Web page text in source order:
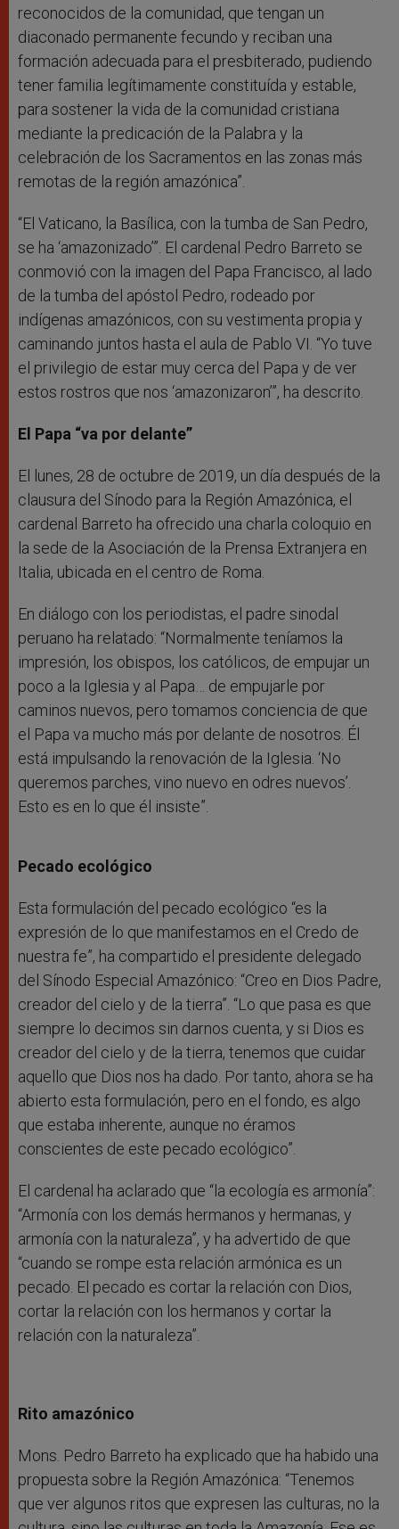
reconocidos de la comunidad, que tengan un
diaconado permanente fecundo y reciban una
formación adecuada para el presbiterado, pudiendo
tener familia legítimamente constituída y estable,
para sostener la vida de la comunidad cristiana
mediante la predicación de la Palabra y la
celebración de los Sacramentos en las zonas más
remotas de la región amazónica”.
“El Vaticano, la Basílica, con la tumba de San Pedro,
se ha ‘amazonizado’”. El cardenal Pedro Barreto se
conmovió con la imagen del Papa Francisco, al lado
de la tumba del apóstol Pedro, rodeado por
indígenas amazónicos, con su vestimenta propia y
caminando juntos hasta el aula de Pablo VI. “Yo tuve
el privilegio de estar muy cerca del Papa y de ver
estos rostros que nos ‘amazonizaron’”, ha descrito.
El Papa “va por delante”
El lunes, 28 de octubre de 2019, un día después de la
clausura del Sínodo para la Región Amazónica, el
cardenal Barreto ha ofrecido una charla coloquio en
la sede de la Asociación de la Prensa Extranjera en
Italia, ubicada en el centro de Roma.
En diálogo con los periodistas, el padre sinodal
peruano ha relatado: “Normalmente teníamos la
impresión, los obispos, los católicos, de empujar un
poco a la Iglesia y al Papa… de empujarle por
caminos nuevos, pero tomamos conciencia de que
el Papa va mucho más por delante de nosotros. Él
está impulsando la renovación de la Iglesia. ‘No
queremos parches, vino nuevo en odres nuevos’.
Esto es en lo que él insiste”.
Pecado ecológico
Esta formulación del pecado ecológico “es la
expresión de lo que manifestamos en el Credo de
nuestra fe”, ha compartido el presidente delegado
del Sínodo Especial Amazónico: “Creo en Dios Padre,
creador del cielo y de la tierra”. “Lo que pasa es que
siempre lo decimos sin darnos cuenta, y si Dios es
creador del cielo y de la tierra, tenemos que cuidar
aquello que Dios nos ha dado. Por tanto, ahora se ha
abierto esta formulación, pero en el fondo, es algo
que estaba inherente, aunque no éramos
conscientes de este pecado ecológico”.
El cardenal ha aclarado que “la ecología es armonía”:
“Armonía con los demás hermanos y hermanas, y
armonía con la naturaleza”, y ha advertido de que
“cuando se rompe esta relación armónica es un
pecado. El pecado es cortar la relación con Dios,
cortar la relación con los hermanos y cortar la
relación con la naturaleza”.
Rito amazónico
Mons. Pedro Barreto ha explicado que ha habido una
propuesta sobre la Región Amazónica: “Tenemos
que ver algunos ritos que expresen las culturas, no la